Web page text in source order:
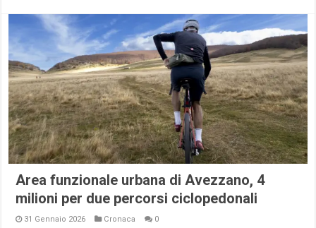
Area funzionale urbana di Avezzano, 4
milioni per due percorsi ciclopedonali
31 Gennaio 2026 Cronaca 0